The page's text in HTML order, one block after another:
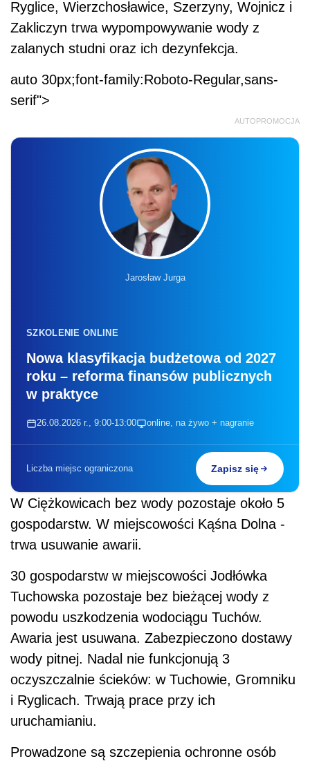
Ryglice, Wierzchosławice, Szerzyny, Wojnicz i
Zakliczyn trwa wypompowywanie wody z
zalanych studni oraz ich dezynfekcja.
auto 30px;font-family:Roboto-Regular,sans-
serif">
AUTOPROMOCJA
Jarosław Jurga
SZKOLENIE ONLINE
Nowa klasyfikacja budżetowa od 2027
roku – reforma finansów publicznych
w praktyce
26.08.2026 r., 9:00-13:00 online, na żywo + nagranie
Liczba miejsc ograniczona Zapisz się
W Ciężkowicach bez wody pozostaje około 5
gospodarstw. W miejscowości Kąśna Dolna -
trwa usuwanie awarii.
30 gospodarstw w miejscowości Jodłówka
Tuchowska pozostaje bez bieżącej wody z
powodu uszkodzenia wodociągu Tuchów.
Awaria jest usuwana. Zabezpieczono dostawy
wody pitnej. Nadal nie funkcjonują 3
oczyszczalnie ścieków: w Tuchowie, Gromniku
i Ryglicach. Trwają prace przy ich
uruchamianiu.
Prowadzone są szczepienia ochronne osób